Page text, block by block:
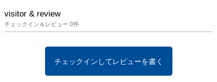
visitor & review
チェックイン＆レビュー 0件
チェックインしてレビューを書く